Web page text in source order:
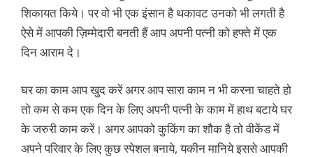
शिकायत किये। पर वो भी एक इंसान है थकावट उनको भी लगती है
ऐसे में आपकी ज़िम्मेदारी बनती हैं आप अपनी पत्नी को हफ्ते में एक
दिन आराम दे।
घर का काम आप खुद करें अगर आप सारा काम न भी करना चाहते हो
तो कम से कम एक दिन के लिए अपनी पत्नी के काम में हाथ बटाये घर
के जरुरी काम करें। अगर आपको कुकिंग का शौक है तो वीकेंड में
अपने परिवार के लिए कुछ स्पेशल बनाये, यकीन मानिये इससे आपकी